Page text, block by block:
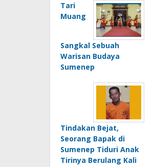
Tari
Muang
Sangkal Sebuah
Warisan Budaya
Sumenep
Tindakan Bejat,
Seorang Bapak di
Sumenep Tiduri Anak
Tirinya Berulang Kali